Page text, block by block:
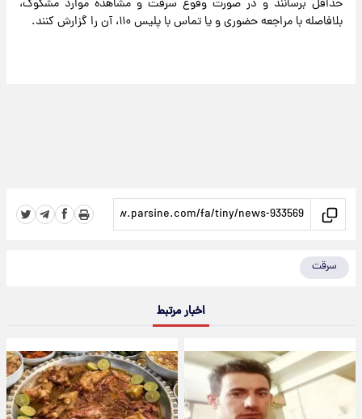
حداقل برسانند و در صورت وقوع سرقت و مشاهده موارد مشکوک،
بلافاصله با مراجعه حضوری و یا تماس با پلیس ۱۱۰، آن را گزارش کنند.
سرقت
اخبار مرتبط